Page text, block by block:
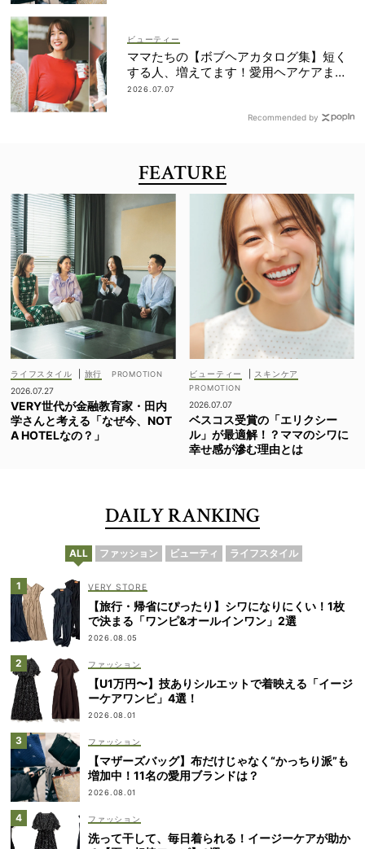
ビューティー
ママたちの【ボブヘアカタログ集】短く
する人、増えてます！愛用ヘアケアまで
全部見せ
2026.07.07
Recommended by
FEATURE
ライフスタイル
旅行
2026.07.27
VERY世代が金融教育家・田内
学さんと考える「なぜ今、NOT
A HOTELなの？」
ビューティー スキンケア
2026.07.07
ベスコス受賞の「エリクシー
ル」が最適解！？ママのシワに
幸せ感が滲む理由とは
DAILY RANKING
ALL ファッション ビューティ ライフスタイル
VERY STORE
【旅行・帰省にぴったり】シワになりにくい！1枚
で決まる「ワンピ&オールインワン」2選
2026.08.05
ファッション
【U1万円〜】技ありシルエットで着映える「イージ
ーケアワンピ」4選！
2026.08.01
ファッション
【マザーズバッグ】布だけじゃなく“かっちり派”も
増加中！11名の愛用ブランドは？
2026.08.01
ファッション
洗って干して、毎日着られる！イージーケアが助か